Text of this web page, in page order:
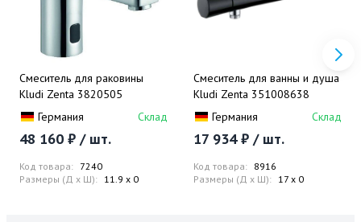
Смеситель для раковины
Kludi Zenta 3820505
Германия
Склад
48 160 ₽ / шт.
Код товара: 7240
Размеры (Д x Ш): 11.9 x 0
Смеситель для ванны и душа
Kludi Zenta 351008638
Германия
Склад
17 934 ₽ / шт.
Код товара: 8916
Размеры (Д x Ш): 17 x 0